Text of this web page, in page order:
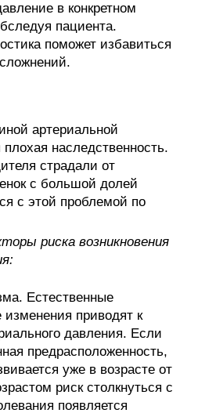
в конкретном
пациента.
поможет избавиться
артериальной
плохая наследственность.
страдали от
с большой долей
с этой проблемой по
риска возникновения
Естественные
изменения приводят к
давления. Если
предрасположенность,
уже в возрасте от
риск столкнуться с
появляется